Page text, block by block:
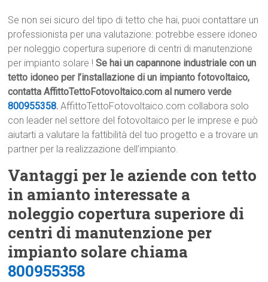
Se non sei sicuro del tipo di tetto che hai, puoi contattare un
professionista per una valutazione: potrebbe essere idoneo
per noleggio copertura superiore di centri di manutenzione
per impianto solare !Se hai un capannone industriale con un
tetto idoneo per l’installazione di un impianto fotovoltaico,
contatta AffittoTettoFotovoltaico.com al numero verde
800955358. AffittoTettoFotovoltaico.com collabora solo
con leader nel settore del fotovoltaico per le imprese e può
aiutarti a valutare la fattibilità del tuo progetto e a trovare un
partner per la realizzazione dell’impianto.
Vantaggi per le aziende con tetto
in amianto interessate a
noleggio copertura superiore di
centri di manutenzione per
impianto solare chiama
800955358